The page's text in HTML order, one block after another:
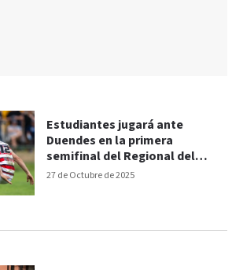
27 de Octubre de 2025
Estudiantes jugará ante
Duendes en la primera
semifinal del Regional del
Litoral